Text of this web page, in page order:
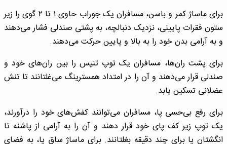
برای ماساژ کمر و باسن، مسافران یک جوراب حاوی ۱ تا ۲ گوی را زیر
ستون فقرات پایینی، نزدیک دنبالچه، به پشتی صندلی فشار می‌دهند
و به آرامی بدن خود را به بالا و پایین حرکت می‌دهند.
برای پشت ران‌ها، مسافران یک توپ تنیس را بین ران‌های خود و
صندلی قرار می‌دهند و آن را در امتداد همسترینگ می‌غلتانند تا تنش
عضلانی تسکین یابد.
برای رفع بی‌حسی پا، مسافران می‌توانند کفش‌های خود را درآورند،
یک توپ زیر کف پای خود قرار دهند و آن را به آرامی از پاشنه تا
انگشتان پا برای چند دقیقه بغلتانند. برای ماساژ ساق پا، به فضای